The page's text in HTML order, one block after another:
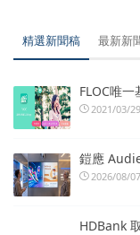
精選新聞稿 最新新
FLOC唯
2021/03/29
鎧應
2026/08/07
HDBank